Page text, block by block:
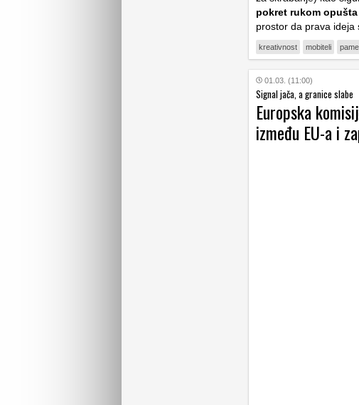
pokret rukom
prostor da prava ideja
kreativnost mobiteli
01.03. (11:00)
Signal jača, a granice slabe
Europska
između EU-a i